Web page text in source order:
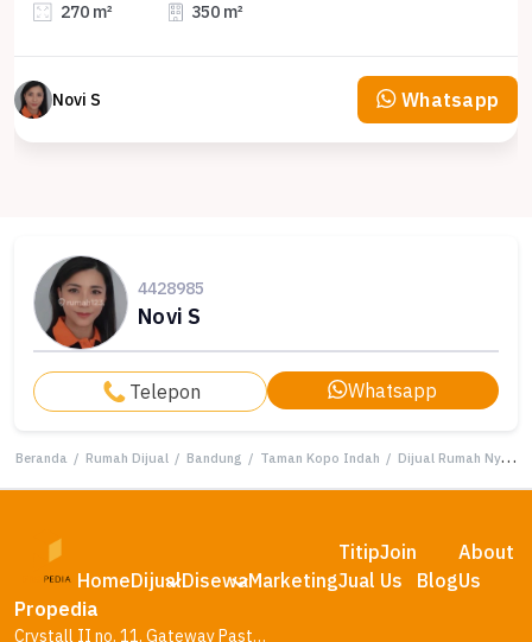
270 m² 350 m²
Novi S Whatsapp
4428985
Novi S
Telepon Whatsapp
Beranda / Rumah Dijual / Bandung / Taman Kopo Indah / Dijual Rumah Nyaman di Taman Kopo Indah, Bandung - LT 88m²
HomeDijualDisewaMarketing
Titip
Jual
Join
Us
Blog
About
Us
Propedia
Crystall II no. 11, Gateway Pasteur Residence, Bandung – Jawa Barat